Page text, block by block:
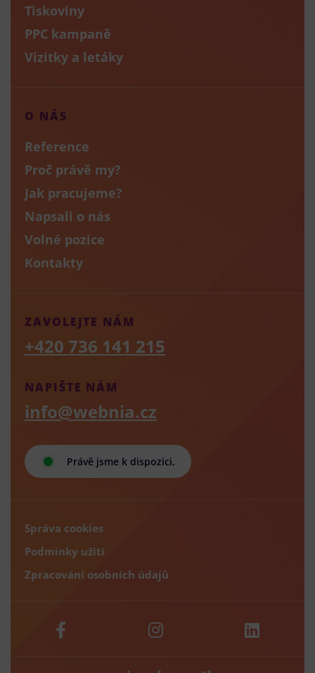
Tiskoviny
PPC kampaně
Vizitky a letáky
O NÁS
Reference
Proč právě my?
Jak pracujeme?
Napsali o nás
Volné pozice
Kontakty
Právě jsme k dispozici.
NAPIŠTE NÁM
info@webnia.cz
ZAVOLEJTE NÁM
+420 736 141 215
Správa cookies
Podmínky užití
Zpracování osobních údajů